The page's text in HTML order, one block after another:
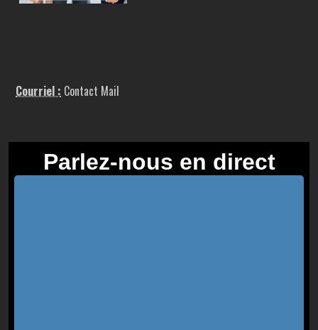
Courriel : Contact Mail